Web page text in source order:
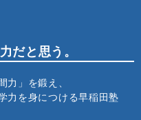
だと思う。
力」を鍛え、
力を身につける早稲田塾